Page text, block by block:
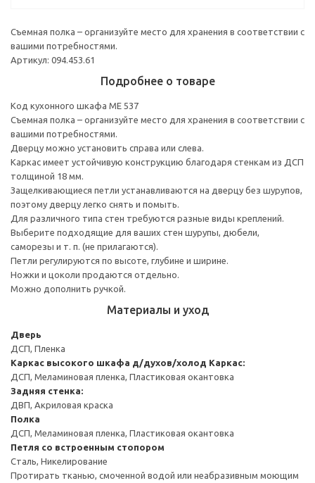
Съемная полка – организуйте место для хранения в соответствии с
вашими потребностями.
Артикул: 094.453.61
Подробнее о товаре
Код кухонного шкафа ME 537
Съемная полка – организуйте место для хранения в соответствии с
вашими потребностями.
Дверцу можно установить справа или слева.
Каркас имеет устойчивую конструкцию благодаря стенкам из ДСП
толщиной 18 мм.
Защелкивающиеся петли устанавливаются на дверцу без шурупов,
поэтому дверцу легко снять и помыть.
Для различного типа стен требуются разные виды креплений.
Выберите подходящие для ваших стен шурупы, дюбели,
саморезы и т. п. (не прилагаются).
Петли регулируются по высоте, глубине и ширине.
Ножки и цоколи продаются отдельно.
Можно дополнить ручкой.
Материалы и уход
Дверь
ДСП, Пленка
Каркас высокого шкафа д/духов/холод Каркас:
ДСП, Меламиновая пленка, Пластиковая окантовка
Задняя стенка:
ДВП, Акриловая краска
Полка
ДСП, Меламиновая пленка, Пластиковая окантовка
Петля со встроенным стопором
Сталь, Никелирование
Протирать тканью, смоченной водой или неабразивным моющим